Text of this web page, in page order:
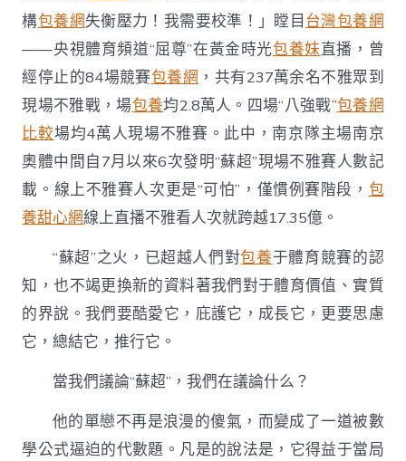
我
們
在
議
論
什
么？〉
中
構包養網失衡壓力！我需要校準！」瞠目台灣包養網
——央視體育頻道“屈尊”在黃金時光包養妹直播，曾
經停止的84場競賽包養網 ，共有237萬余名不雅眾到
現場不雅戰，場包養均2.8萬人。四場“八強戰”包養網
比較場均4萬人現場不雅賽。此中，南京隊主場南京
奧體中間自7月以來6次發明“蘇超”現場不雅賽人數記
載。線上不雅賽人次更是“可怕”，僅慣例賽階段， 包
養甜心網線上直播不雅看人次就跨越17.35億。
“蘇超”之火，已超越人們對包養于體育競賽的認
知，也不竭更換新的資料著我們對于體育價值、實質
的界說。我們要酷愛它，庇護它，成長它，更要思慮
它，總結它，推行它。
當我們議論“蘇超”，我們在議論什么？
他的單戀不再是浪漫的傻氣，而變成了一道被數
學公式逼迫的代數題。凡是的說法是，它得益于當局